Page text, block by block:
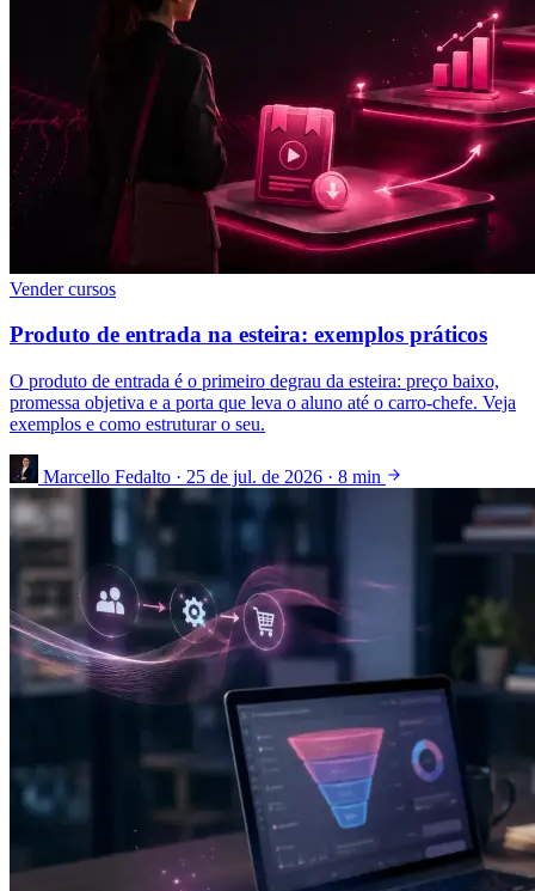
Vender cursos
Produto de entrada na esteira: exemplos práticos
O produto de entrada é o primeiro degrau da esteira: preço baixo,
promessa objetiva e a porta que leva o aluno até o carro-chefe. Veja
exemplos e como estruturar o seu.
Marcello Fedalto · 25 de jul. de 2026 · 8 min